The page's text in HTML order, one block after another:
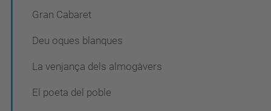
Gran Cabaret
Deu oques blanques
La venjança dels almogàvers
El poeta del poble